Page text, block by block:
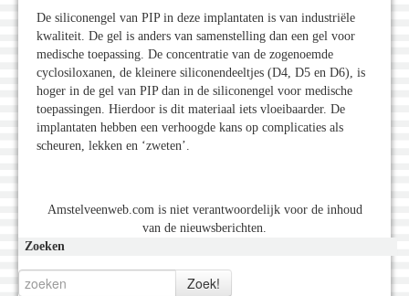
De siliconengel van PIP in deze implantaten is van industriële
kwaliteit. De gel is anders van samenstelling dan een gel voor
medische toepassing. De concentratie van de zogenoemde
cyclosiloxanen, de kleinere siliconendeeltjes (D4, D5 en D6), is
hoger in de gel van PIP dan in de siliconengel voor medische
toepassingen. Hierdoor is dit materiaal iets vloeibaarder. De
implantaten hebben een verhoogde kans op complicaties als
scheuren, lekken en ‘zweten’.
Amstelveenweb.com is niet verantwoordelijk voor de inhoud
van de nieuwsberichten.
Zoeken